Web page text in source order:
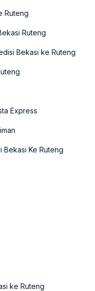
Ruteng
Ruteng
Bekasi ke Ruteng
Express
Bekasi Ke Ruteng
ke Ruteng